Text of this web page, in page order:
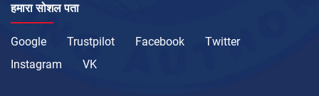
हमारा सोशल पता
Google Trustpilot Facebook
Twitter
Instagram
VK